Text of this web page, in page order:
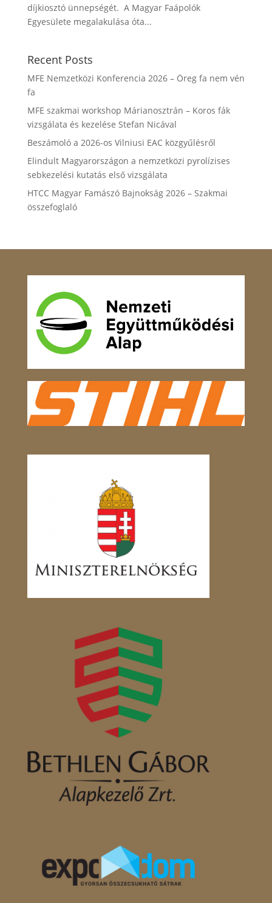
díjkiosztó ünnepségét. A Magyar Faápolók
Egyesülete megalakulása óta...
Recent Posts
MFE Nemzetközi Konferencia 2026 – Öreg fa nem vén
fa
MFE szakmai workshop Márianosztrán – Koros fák
vizsgálata és kezelése Stefan Nicával
Beszámoló a 2026-os Vilniusi EAC közgyűlésről
Elindult Magyarországon a nemzetközi pyrolízises
sebkezelési kutatás első vizsgálata
HTCC Magyar Famászó Bajnokság 2026 – Szakmai
összefoglaló